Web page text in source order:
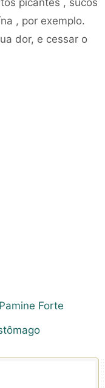
picantes , sucos
, por exemplo.
dor, e cessar o
Forte